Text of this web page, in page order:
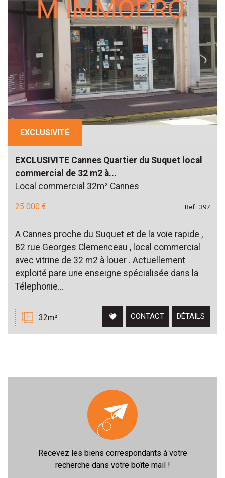
EXCLUSIVITÉ
EXCLUSIVITE Cannes Quartier du Suquet local
commercial de 32 m2 à...
Local commercial 32m² Cannes
25 000 € Ref : 397
A Cannes proche du Suquet et de la voie rapide ,
82 rue Georges Clemenceau , local commercial
avec vitrine de 32 m2 à louer . Actuellement
exploité pare une enseigne spécialisée dans la
Télephonie...
32m² CONTACT DÉTAILS
Recevez les biens correspondants à votre
recherche dans votre boîte mail !